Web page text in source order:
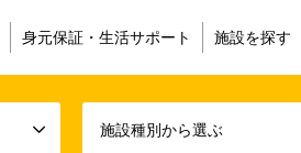
身元保証・生活サポート 施設を探す
施設種別から選ぶ